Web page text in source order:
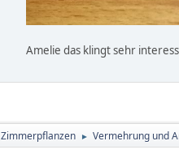
Amelie das klingt sehr
Zimmerpflanzen ► Vermehrung und